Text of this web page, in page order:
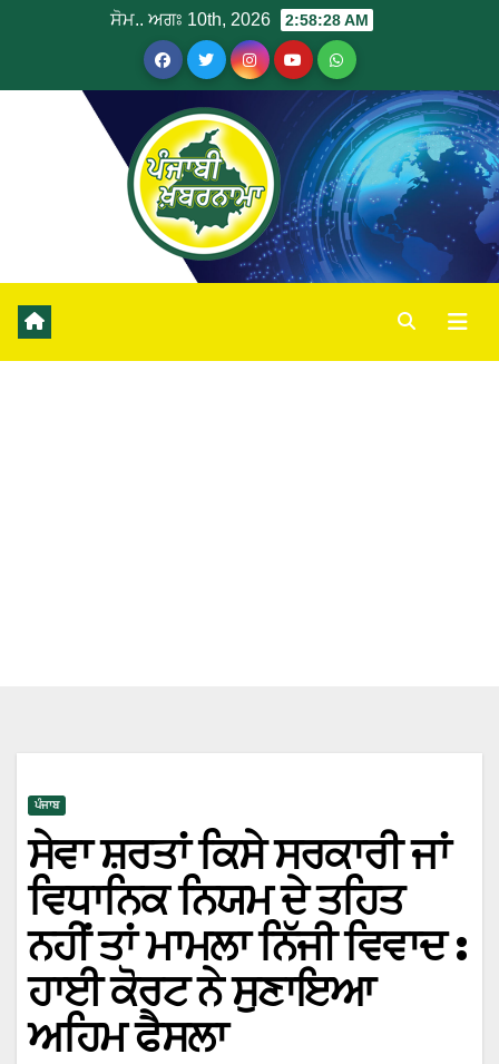
ਸੋਮ.. ਅਗਃ 10th, 2026 2:58:28 AM
ਪੰਜਾਬ
ਸੇਵਾ ਸ਼ਰਤਾਂ ਕਿਸੇ ਸਰਕਾਰੀ ਜਾਂ
ਵਿਧਾਨਿਕ ਨਿਯਮ ਦੇ ਤਹਿਤ
ਨਹੀਂ ਤਾਂ ਮਾਮਲਾ ਨਿੱਜੀ ਵਿਵਾਦ :
ਹਾਈ ਕੋਰਟ ਨੇ ਸੁਣਾਇਆ
ਅਹਿਮ ਫੈਸਲਾ